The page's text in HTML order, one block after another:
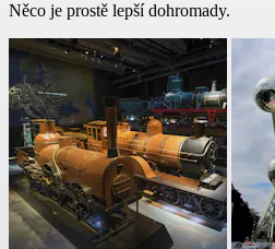
Něco je prostě lepší dohromady.